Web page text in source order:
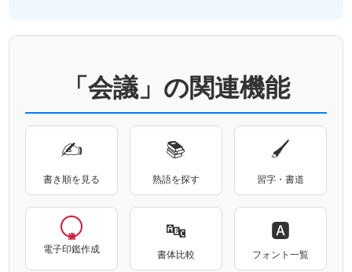
「会議」の関連機能
✍
書き順を見る
📚
熟語を探す
🖌
習字・書道
電子印鑑作成
🔤
書体比較
🅰
フォント一覧